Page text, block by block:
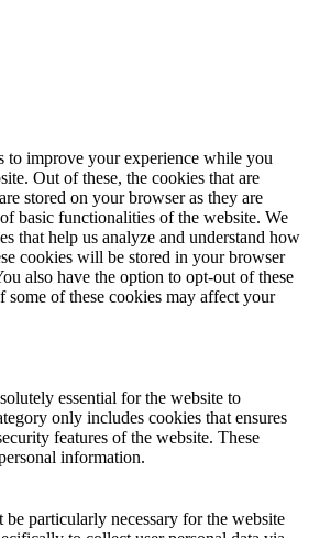
to improve your experience while you
Out of these, the cookies that are
stored on your browser as they are
basic functionalities of the website. We
that help us analyze and understand how
cookies will be stored in your browser
also have the option to opt-out of these
of these cookies may affect your
essential for the website to
only includes cookies that ensures
features of the website. These
information.
particularly necessary for the website